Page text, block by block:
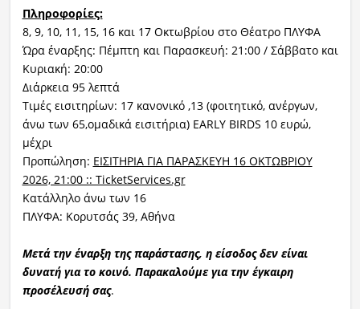
Πληροφορίες:
8, 9, 10, 11, 15, 16 και 17 Οκτωβρίου στο Θέατρο ΠΛΥΦΑ
Ώρα έναρξης: Πέμπτη και Παρασκευή: 21:00 / Σάββατο και
Κυριακή: 20:00
Διάρκεια 95 λεπτά
Τιμές εισιτηρίων: 17 κανονικό ,13 (φοιτητικό, ανέργων,
άνω των 65,ομαδικά εισιτήρια) EARLY BIRDS 10 ευρώ,
μέχρι
Προπώληση: ΕΙΣΙΤΗΡΙΑ ΓΙΑ ΠΑΡΑΣΚΕΥΗ 16 ΟΚΤΩΒΡΙΟΥ
2026, 21:00 :: TicketServices.gr
Κατάλληλο άνω των 16
ΠΛΥΦΑ: Κορυτσάς 39, Αθήνα
Μετά την έναρξη της παράστασης, η είσοδος δεν είναι
δυνατή για το κοινό. Παρακαλούμε για την έγκαιρη
προσέλευσή σας.